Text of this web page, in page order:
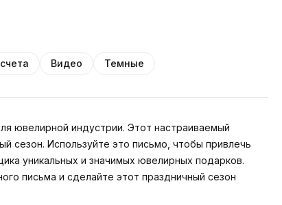
Видео Темные
ювелирной индустрии. Этот настраиваемый
сезон. Используйте это письмо, чтобы привлечь
уникальных и значимых ювелирных подарков.
письма и сделайте этот праздничный сезон